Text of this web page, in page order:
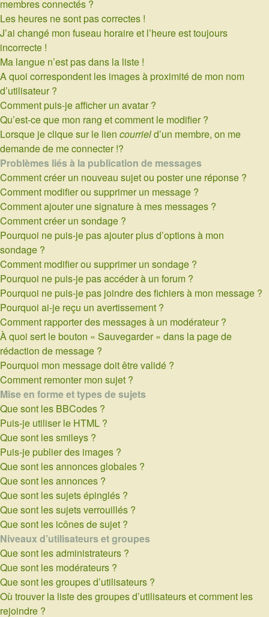
membres connectés ?
Les heures ne sont pas correctes !
J’ai changé mon fuseau horaire et l’heure est toujours
incorrecte !
Ma langue n’est pas dans la liste !
A quoi correspondent les images à proximité de mon nom
d’utilisateur ?
Comment puis-je afficher un avatar ?
Qu’est-ce que mon rang et comment le modifier ?
Lorsque je clique sur le lien courrield’un membre, on me
demande de me connecter !?
Problèmes liés à la publication de messages
Comment créer un nouveau sujet ou poster une réponse ?
Comment modifier ou supprimer un message ?
Comment ajouter une signature à mes messages ?
Comment créer un sondage ?
Pourquoi ne puis-je pas ajouter plus d’options à mon
sondage ?
Comment modifier ou supprimer un sondage ?
Pourquoi ne puis-je pas accéder à un forum ?
Pourquoi ne puis-je pas joindre des fichiers à mon message ?
Pourquoi ai-je reçu un avertissement ?
Comment rapporter des messages à un modérateur ?
À quoi sert le bouton « Sauvegarder » dans la page de
rédaction de message ?
Pourquoi mon message doit être validé ?
Comment remonter mon sujet ?
Mise en forme et types de sujets
Que sont les BBCodes ?
Puis-je utiliser le HTML ?
Que sont les smileys ?
Puis-je publier des images ?
Que sont les annonces globales ?
Que sont les annonces ?
Que sont les sujets épinglés ?
Que sont les sujets verrouillés ?
Que sont les icônes de sujet ?
Niveaux d’utilisateurs et groupes
Que sont les administrateurs ?
Que sont les modérateurs ?
Que sont les groupes d’utilisateurs ?
Où trouver la liste des groupes d’utilisateurs et comment les
rejoindre ?